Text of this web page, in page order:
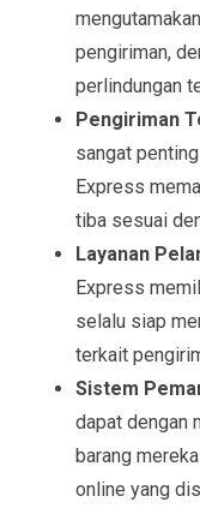
pengiriman,
perlindungan
Pengiriman
sangat
Express
tiba sesuai
Layanan
Express
selalu siap
terkait
Sistem
dapat dengan
barang
online yang